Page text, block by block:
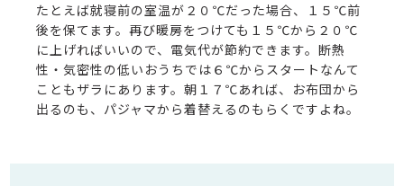
たとえば就寝前の室温が２０℃だった場合、１５℃前
後を保てます。再び暖房をつけても１５℃から２０℃
に上げればいいので、電気代が節約できます。断熱
性・気密性の低いおうちでは６℃からスタートなんて
こともザラにあります。朝１７℃あれば、お布団から
出るのも、パジャマから着替えるのもらくですよね。